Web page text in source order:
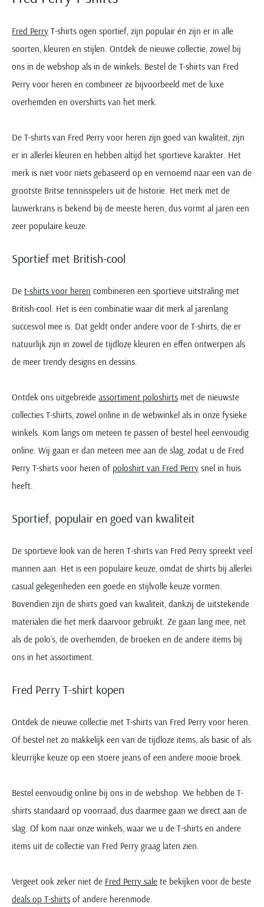
Fred Perry T-shirts ogen sportief, zijn populair én zijn er in alle
soorten, kleuren en stijlen. Ontdek de nieuwe collectie, zowel bij
ons in de webshop als in de winkels. Bestel de T-shirts van Fred
Perry voor heren en combineer ze bijvoorbeeld met de luxe
overhemden en overshirts van het merk.
De T-shirts van Fred Perry voor heren zijn goed van kwaliteit, zijn
er in allerlei kleuren en hebben altijd het sportieve karakter. Het
merk is niet voor niets gebaseerd op en vernoemd naar een van de
grootste Britse tennisspelers uit de historie. Het merk met de
lauwerkrans is bekend bij de meeste heren, dus vormt al jaren een
zeer populaire keuze.
Sportief met British-cool
De t-shirts voor heren combineren een sportieve uitstraling met
British-cool. Het is een combinatie waar dit merk al jarenlang
succesvol mee is. Dat geldt onder andere voor de T-shirts, die er
natuurlijk zijn in zowel de tijdloze kleuren en effen ontwerpen als
de meer trendy designs en dessins.
Ontdek ons uitgebreide assortiment poloshirts met de nieuwste
collecties T-shirts, zowel online in de webwinkel als in onze fysieke
winkels. Kom langs om meteen te passen of bestel heel eenvoudig
online. Wij gaan er dan meteen mee aan de slag, zodat u de Fred
Perry T-shirts voor heren of poloshirt van Fred Perry snel in huis
heeft.
Sportief, populair en goed van kwaliteit
De sportieve look van de heren T-shirts van Fred Perry spreekt veel
mannen aan. Het is een populaire keuze, omdat de shirts bij allerlei
casual gelegenheden een goede en stijlvolle keuze vormen.
Bovendien zijn de shirts goed van kwaliteit, dankzij de uitstekende
materialen die het merk daarvoor gebruikt. Ze gaan lang mee, net
als de polo’s, de overhemden, de broeken en de andere items bij
ons in het assortiment.
Fred Perry T-shirt kopen
Ontdek de nieuwe collectie met T-shirts van Fred Perry voor heren.
Of bestel net zo makkelijk een van de tijdloze items, als basic of als
kleurrijke keuze op een stoere jeans of een andere mooie broek.
Bestel eenvoudig online bij ons in de webshop. We hebben de T-
shirts standaard op voorraad, dus daarmee gaan we direct aan de
slag. Of kom naar onze winkels, waar we u de T-shirts en andere
items uit de collectie van Fred Perry graag laten zien.
Vergeet ook zeker niet de Fred Perry sale te bekijken voor de beste
deals op T-shirts of andere herenmode.